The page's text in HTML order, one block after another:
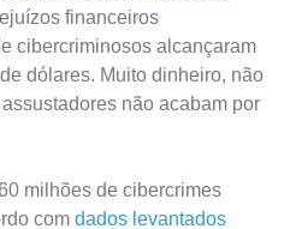
financeiros
cibercriminosos alcançaram
dólares. Muito dinheiro, não
não acabam por
milhões de cibercrimes
com dados levantados